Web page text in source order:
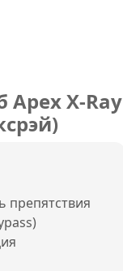
X-Ray
препятствия